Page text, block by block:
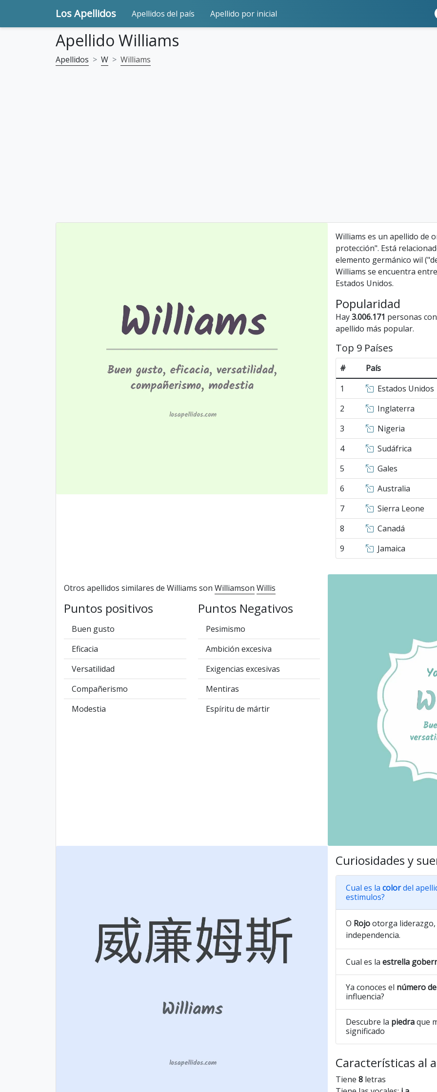
Los Apellidos Apellidos del país Apellido por inicial
Apellido Williams
Apellidos W Williams
Williams es un apellido de
protección". Está
elemento germánico wil
Williams se encuentra
Estados Unidos.
Popularidad
Hay3.006.171 personas
apellido más popular.
Top 9 Países
#
País
1
Estados Unidos
2
Inglaterra
3
Nigeria
4
Sudáfrica
5
Gales
6
Australia
7
Sierra Leone
8
Canadá
9
Jamaica
Otros apellidos similares de Williams son Williamson Willis
Puntos positivos
Buen gusto
Eficacia
Versatilidad
Compañerismo
Modestia
Puntos Negativos
Pesimismo
Ambición excesiva
Exigencias excesivas
Mentiras
Espíritu de mártir
Curiosidades y
Cual es la colordel
estimulos?
O Rojootorga
independencia.
Cual es la estrella
Ya conoces el número
influencia?
Descubre la piedraque
significado
Características al
Tiene 8 letras